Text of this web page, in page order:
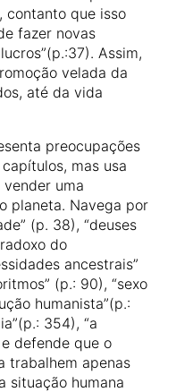
contanto que isso
fazer novas
Assim,
velada da
até da vida
preocupações
mas usa
uma
planeta. Navega por
(p. 38), “deuses
do
ancestrais”
(p.: 90), “sexo
humanista”(p.:
354), “a
defende que o
trabalhem apenas
situação humana